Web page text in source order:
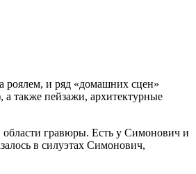
роялем, и ряд «домашних сцен»
а также пейзажи, архитектурные
области гравюры. Есть у Симонович и
в силуэтах Симонович,